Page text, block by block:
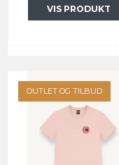
VIS PRODUKT
OUTLET OG TILBUD